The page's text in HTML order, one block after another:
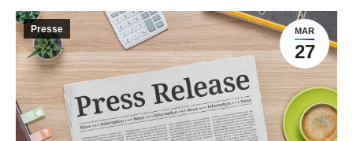
MAR
27
Presse